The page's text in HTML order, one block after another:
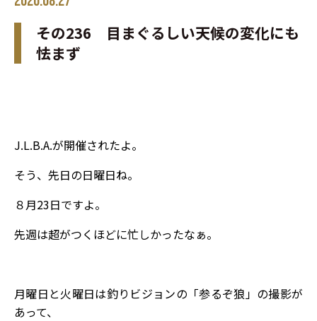
その236 目まぐるしい天候の変化にも
怯まず
J.L.B.A.が開催されたよ。
そう、先日の日曜日ね。
８月23日ですよ。
先週は超がつくほどに忙しかったなぁ。
月曜日と火曜日は釣りビジョンの「参るぞ狼」の撮影が
あって、